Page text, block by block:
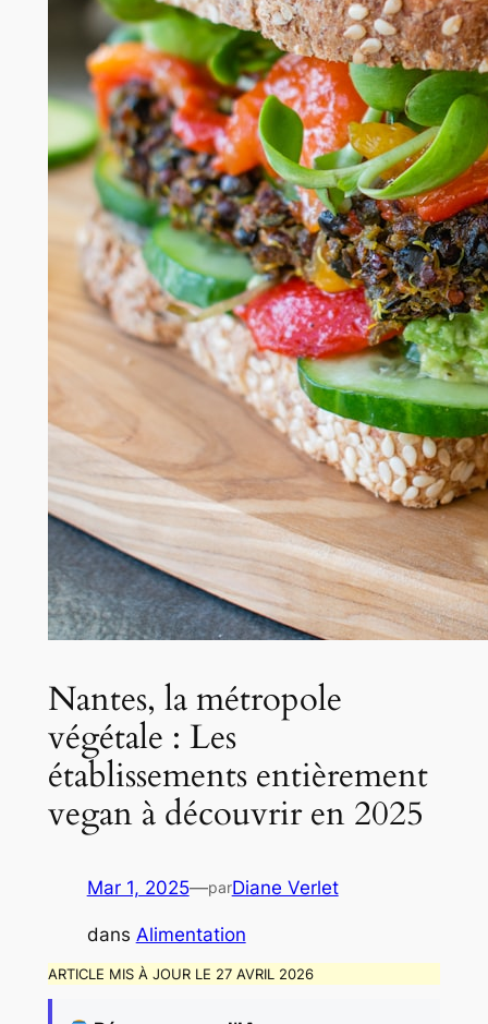
Nantes, la métropole
végétale : Les
établissements entièrement
vegan à découvrir en 2025
Mar 1, 2025—parDiane Verlet
dans Alimentation
ARTICLE MIS À JOUR LE 27 AVRIL 2026